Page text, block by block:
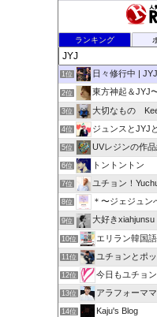
ランキング
1位 日々修行中 |
2位 東方神起＆JYJ
3位 大切なもの
4位 ジュンスとJYJ
5位 UVレジンの作
6位 トントントン
7位 ユチョン！
8位 ＊〜ジェジュン
9位 大好きxiahjunsu
10位 エリラン韓国
11位 ユチョンとポ
12位 今日もユチョ
13位 アラフォーマ
14位 Kaju's Blog